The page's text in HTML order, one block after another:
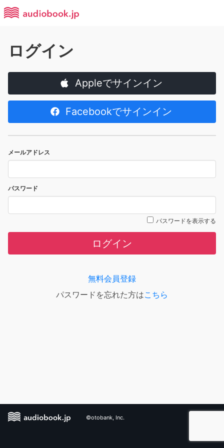
ログイン
Appleでサインイン
Facebookでサインイン
メールアドレス
パスワード
パスワードを表示する
ログイン
無料会員登録
パスワードを忘れた方はこちら
©otobank, Inc.